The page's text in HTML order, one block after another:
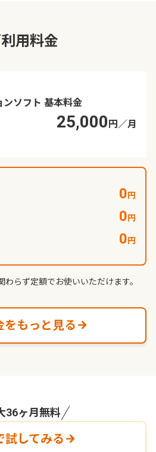
用料金
ソフト 基本料金
25,000 円／月
0円
0円
0円
らず定額でお使いいただけます。
をもっと見る
36ヶ月無料
試してみる